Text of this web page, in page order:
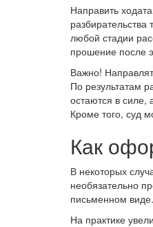
Направить
любой стадии
прошение после
Важно!
По результатам
остаются в силе,
Кроме того, суд
Как
В некоторых
необязательно
письменном виде.
На практике